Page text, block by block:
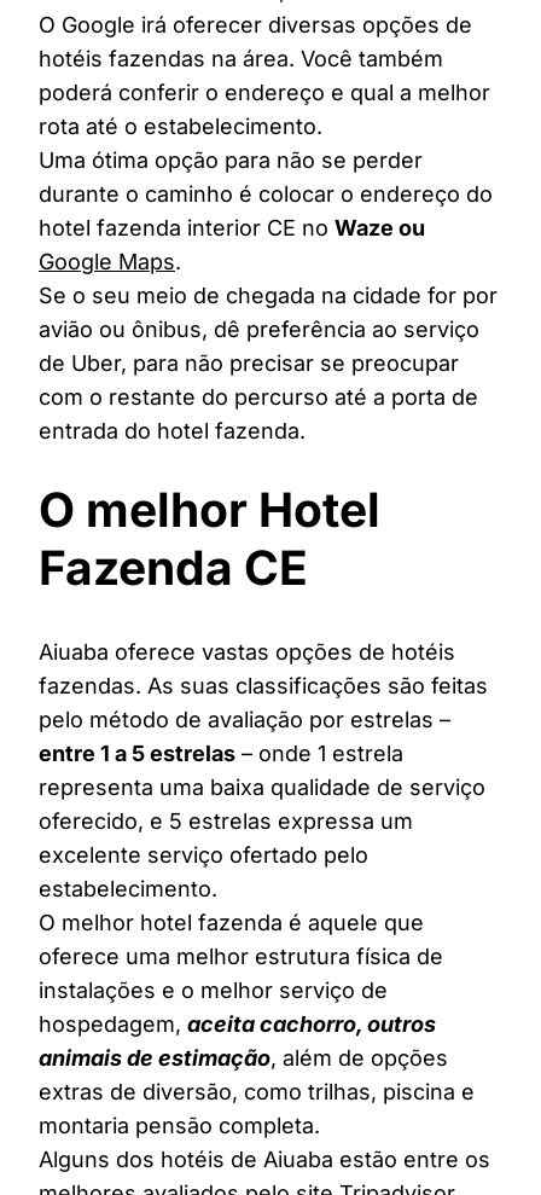
O Google irá oferecer diversas opções de
hotéis fazendas na área. Você também
poderá conferir o endereço e qual a melhor
rota até o estabelecimento.
Uma ótima opção para não se perder
durante o caminho é colocar o endereço do
hotel fazenda interior CE no Waze ou
Google Maps.
Se o seu meio de chegada na cidade for por
avião ou ônibus, dê preferência ao serviço
de Uber, para não precisar se preocupar
com o restante do percurso até a porta de
entrada do hotel fazenda.
O melhor Hotel
Fazenda CE
Aiuaba oferece vastas opções de hotéis
fazendas. As suas classificações são feitas
pelo método de avaliação por estrelas –
entre 1 a 5 estrelas – onde 1 estrela
representa uma baixa qualidade de serviço
oferecido, e 5 estrelas expressa um
excelente serviço ofertado pelo
estabelecimento.
O melhor hotel fazenda é aquele que
oferece uma melhor estrutura física de
instalações e o melhor serviço de
hospedagem, aceita cachorro, outros
animais de estimação, além de opções
extras de diversão, como trilhas, piscina e
montaria pensão completa.
Alguns dos hotéis de Aiuaba estão entre os